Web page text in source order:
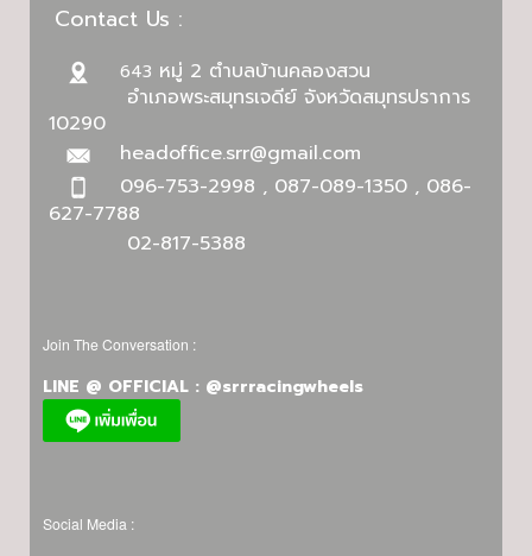
Contact Us :
643 หมู่ 2 ตำบลบ้านคลองสวน
อำเภอพระสมุทรเจดีย์ จังหวัดสมุทรปราการ
10290
headoffice.srr@gmail.com
096-753-2998 , 087-089-1350 , 086-
627-7788
02-817-5388
Join The Conversation :
LINE @ OFFICIAL : @srrracingwheels
Social Media :